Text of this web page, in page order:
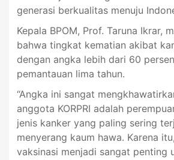
generasi berkualitas menuju
Kepala BPOM, Prof. Taruna Ikrar,
bahwa tingkat kematian akibat
dengan angka lebih dari 60
pemantauan lima tahun.
“Angka ini sangat
anggota KORPRI adalah
jenis kanker yang paling sering
menyerang kaum hawa. Karena
vaksinasi menjadi sangat penting